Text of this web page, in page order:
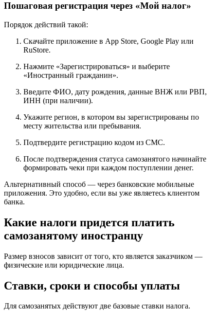
Пошаговая регистрация через «Мой налог»
Порядок действий такой:
Скачайте приложение в App Store, Google Play или
RuStore.
Нажмите «Зарегистрироваться» и выберите
«Иностранный гражданин».
Введите ФИО, дату рождения, данные ВНЖ или РВП,
ИНН (при наличии).
Укажите регион, в котором вы зарегистрированы по
месту жительства или пребывания.
Подтвердите регистрацию кодом из СМС.
После подтверждения статуса самозанятого начинайте
формировать чеки при каждом поступлении денег.
Альтернативный способ — через банковские мобильные
приложения. Это удобно, если вы уже являетесь клиентом
банка.
Какие налоги придется платить
самозанятому иностранцу
Размер взносов зависит от того, кто является заказчиком —
физические или юридические лица.
Ставки, сроки и способы уплаты
Для самозанятых действуют две базовые ставки налога.